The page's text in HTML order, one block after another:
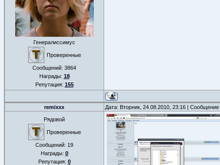
Генералиссимус
Проверенные
Сообщений: 3864
Награды: 18
Репутация: 155
remixxx Дата: Вторник, 24.08.2010, 23:16 |
Рядовой
Проверенные
Сообщений: 19
Награды: 0
Репутация: 0